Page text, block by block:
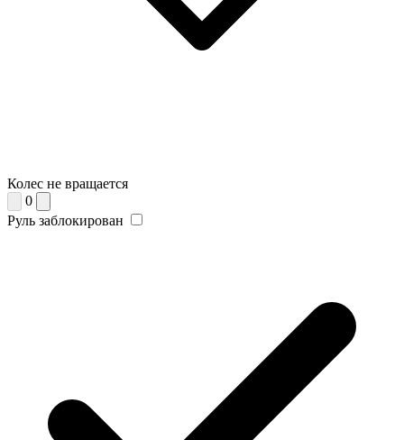
Колес не вращается
0
Руль заблокирован